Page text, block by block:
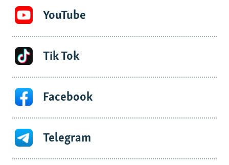
YouTube
Tik Tok
Facebook
Telegram